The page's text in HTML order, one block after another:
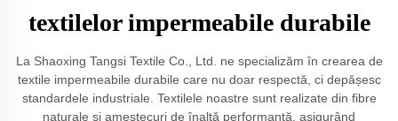
textilelor impermeabile durabile
La Shaoxing Tangsi Textile Co., Ltd. ne specializăm în crearea de
textile impermeabile durabile care nu doar respectă, ci depășesc
standardele industriale. Textilele noastre sunt realizate din fibre
naturale și amestecuri de înaltă performanță, asigurând